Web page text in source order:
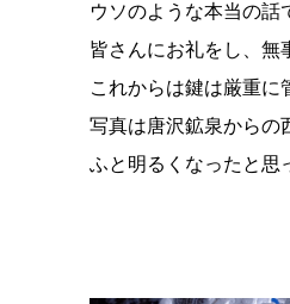
ウソのような本当の話
皆さんにお礼をし、無
これからは鍵は厳重に
写真は唐沢鉱泉からの
ふと明るくなったと